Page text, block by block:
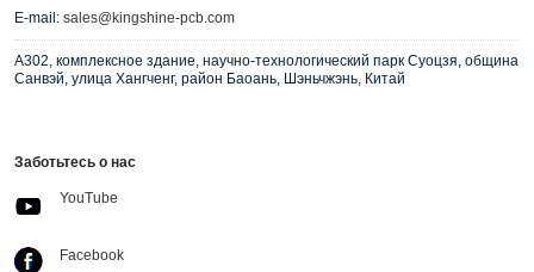
E-mail: sales@kingshine-pcb.com
A302, комплексное здание, научно-технологический парк Суоцзя, община
Санвэй, улица Хангченг, район Баоань, Шэньчжэнь, Китай
Заботьтесь о нас
YouTube
Facebook